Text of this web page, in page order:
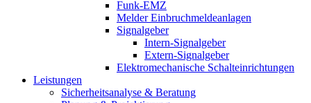
Funk-EMZ
Melder Einbruchmeldeanlagen
Signalgeber
Intern-Signalgeber
Extern-Signalgeber
Elektromechanische Schalteinrichtungen
Leistungen
Sicherheitsanalyse & Beratung